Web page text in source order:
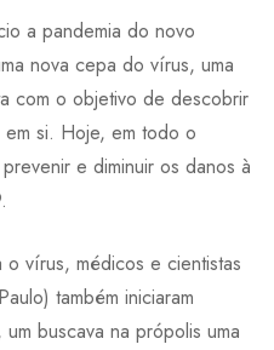
a pandemia do novo
nova cepa do vírus, uma
com o objetivo de descobrir
si. Hoje, em todo o
e diminuir os danos à
vírus, médicos e cientistas
também iniciaram
buscava na própolis uma